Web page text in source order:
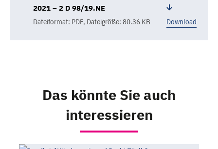
2021 – 2 D 98/19.NE
Dateiformat: PDF, Dateigröße: 80.36 KB Download
Das könnte Sie auch
interessieren